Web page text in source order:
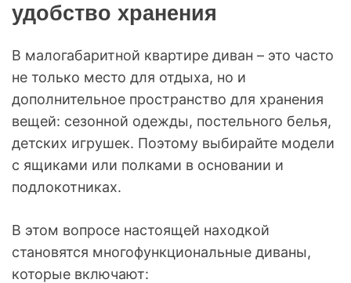
удобство хранения
В малогабаритной квартире диван – это часто
не только место для отдыха, но и
дополнительное пространство для хранения
вещей: сезонной одежды, постельного белья,
детских игрушек. Поэтому выбирайте модели
с ящиками или полками в основании и
подлокотниках.
В этом вопросе настоящей находкой
становятся многофункциональные диваны,
которые включают: